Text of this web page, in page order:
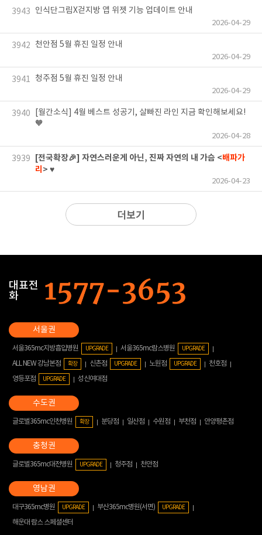
3943 인식단그림X걷지방 앱 위젯 기능 업데이트 안내
2026-04-29
3942 천안점 5월 휴진 일정 안내
2026-04-29
3941 청주점 5월 휴진 일정 안내
2026-04-29
3940
[월간소식] 4월 베스트 성공기, 살빠진 라인 지금 확인해보세요!
🧡
2026-04-28
3939 [전국확장🎉] 자연스러운게 아닌, 진짜 자연의 내 가슴 <배파가
리 > ♥
2026-04-23
더보기
대표전
화
서울365mc지방흡입병원 UPGRADE 서울365mc람스병원 UPGRADE
ALL NEW 강남본점 확장 신촌점 UPGRADE 노원점 UPGRADE
천호점
영등포점
UPGRADE 성신여대점
글로벌365mc인천병원 확장 분당점 일산점 수원점 부천점 안양평촌점
글로벌365mc대전병원 UPGRADE 청주점 천안점
대구365mc병원 UPGRADE 부산365mc병원(서면) UPGRADE
해운대 람스 스페셜센터